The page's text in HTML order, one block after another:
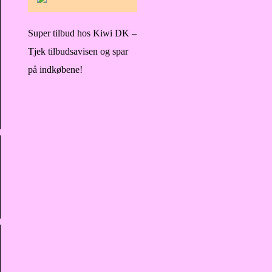
Super tilbud hos Kiwi DK –
Tjek tilbudsavisen og spar
på indkøbene!